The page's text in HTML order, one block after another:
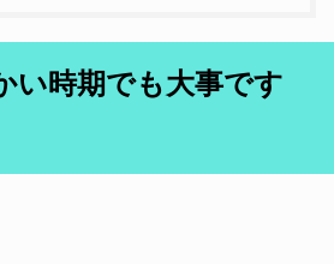
い時期でも大事です